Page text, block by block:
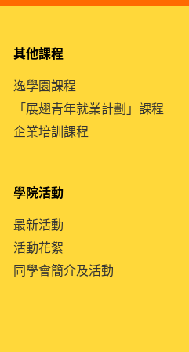
其他課程
逸學園課程
「展翅青年就業計劃」課程
企業培訓課程
學院活動
最新活動
活動花絮
同學會簡介及活動